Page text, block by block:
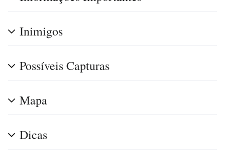
Inimigos
Possíveis Capturas
Mapa
Dicas